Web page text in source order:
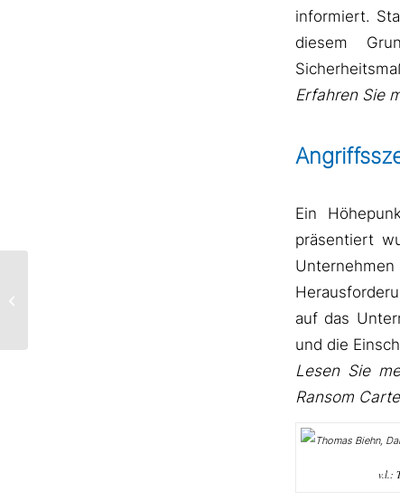
informiert.
diesem
Erfahren Sie
Ein
präsentiert
auf das
und die
Lesen Sie
Ransom
v.l.: